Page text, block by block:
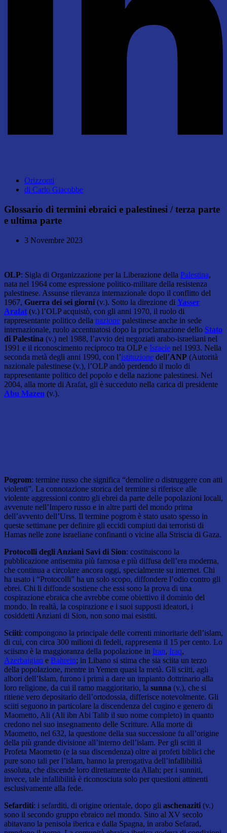
Orizzonti
di Carlo Giacobbe
Glossario di termini ebraici e palestinesi / terza parte
e ultima parte
3 Novembre 2023
OLP: Sigla di Organizzazione per la Liberazione della Palestina,
nata nel 1964 come espressione politico-militare della resistenza
palestinese. Assunse rilevanza internazionale dopo il conflitto del
1967, Guerra dei sei giorni (v.). Sotto la direzione di Yasser
Arafat (v.) l’OLP acquistò, con gli anni 1970, il ruolo di
rappresentante politico della nazione palestinese anche in sede
internazionale, ruolo accentuatosi dopo la proclamazione dello Stato
di Palestina (v.) nel 1988, l’avvio dei negoziati arabo-israeliani nel
1991 e il riconoscimento reciproco tra OLP e Israele nel 1993. Nella
seconda metà degli anni 1990, con l’istituzione dell’ANP (Autorità
nazionale palestinese (v.), l’OLP andò perdendo il ruolo di
rappresentante politico del popolo e della nazione palestinesi. Nel
2004, alla morte di Arafat, gli è succeduto nella carica di presidente
Abu Mazen (v.).
Pogrom: termine russo che significa “demolire o distruggere con atti
violenti”. La connotazione storica del termine si riferisce alle
violente aggressioni contro gli ebrei da parte delle popolazioni locali,
avvenute nell’Impero russo e in altre parti del mondo prima
dell’avvento dell’Urss. Il termine pogrom è stato usato spesso in
queste settimane per definire gli eccidi compiuti dai terroristi di
Hamas nelle zone israeliane confinanti o vicine alla Striscia di Gaza.
Protocolli degli Anziani Savi di Sion: costituiscono la
pubblicazione antisemita più famosa e più diffusa dell’era moderna,
che continua a circolare ancora oggi, specialmente su internet. Chi
ha usato i “Protocolli” ha un solo scopo, diffondere l’odio contro gli
ebrei. Chi li diffonde sostiene che essi sono la prova di una
cospirazione ebraica che avrebbe come obiettivo il dominio del
mondo. In realtà, la cospirazione e i suoi supposti ideatori, i
cosiddetti Anziani di Sion, non sono mai esistiti.
Sciiti: compongono la principale delle correnti minoritarie dell’islam,
di cui, con circa 300 milioni di fedeli, rappresenta il 15 per cento. Lo
sciismo è la maggioranza della popolazione in Iran, Iraq,
Azerbaigian e Bahrein; in Libano si stima che sia sciita un terzo
della popolazione, mentre in Yemen quasi la metà. Gli sciiti, agli
albori dell’Islam, furono i primi a dare un impianto dottrinario alla
loro religione, da cui il ramo maggioritario, la sunna (v.), che si
ritiene vero depositario dell’ortodossia, differisce notevolmente. Gli
sciiti seguono in particolare la discendenza del cugino e genero di
Maometto, Ali (Ali ibn Abi Talib il suo nome completo) in quanto
credono nel suo insegnamento delle Scritture. Alla morte di
Maometto, nel 632, la questione della sua successione fu all’origine
della più grande divisione all’interno dell’islam. Per gli sciiti il
Profeta Maometto (e la sua discendenza) oltre ai profeti biblici che
pure sono tali per l’islam, hanno la prerogativa dell’infallibilità
assoluta, che discende loro direttamente da Allah; per i sunniti,
invece, tale infallibilità è riconosciuta solo per questioni attinenti
esclusivamente alla fede.
Sefarditi: i sefarditi, di origine orientale, dopo gli aschenaziti (v.)
sono il secondo gruppo ebraico nel mondo. Sino al XV secolo
abitavano la penisola iberica e dalla Spagna, in arabo Sefarad,